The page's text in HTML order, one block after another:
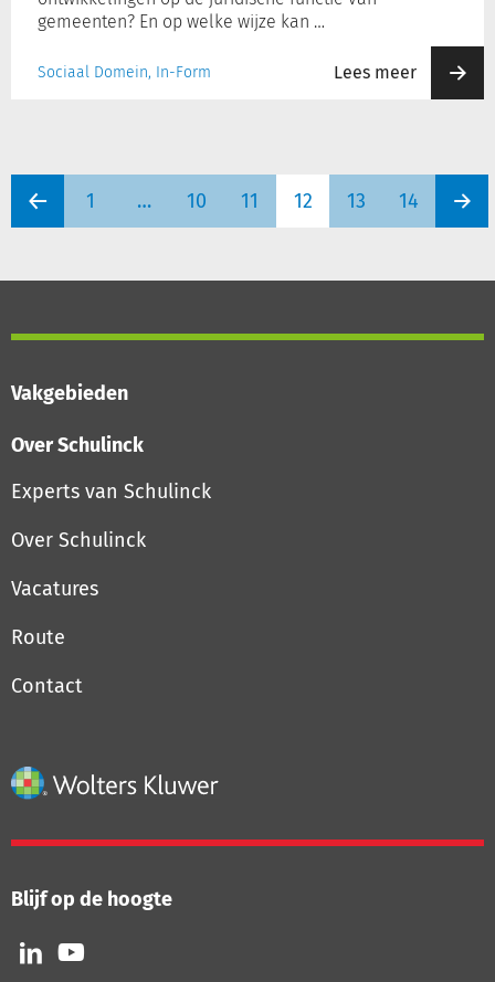
gemeenten? En op welke wijze kan …
Sociaal Domein, In-Form Lees meer
1 … 10 11 12 13 14
Vakgebieden
Over Schulinck
Experts van Schulinck
Over Schulinck
Vacatures
Route
Contact
Blijf op de hoogte
Volg
ons
Volg
ons